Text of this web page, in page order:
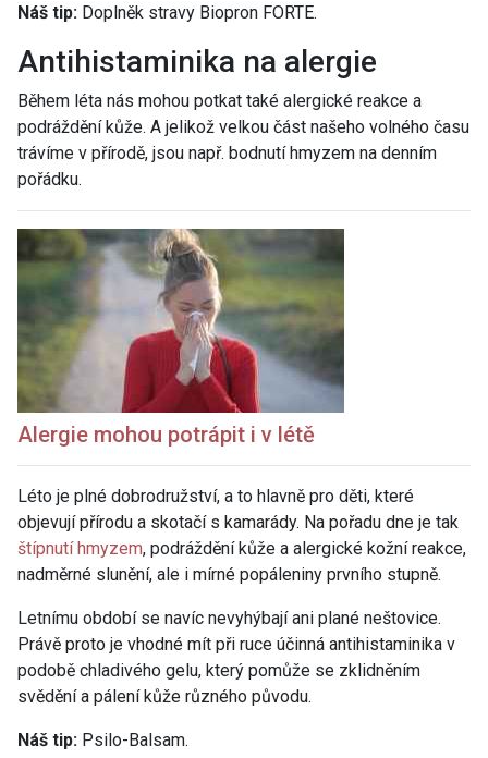
Náš tip: Doplněk stravy Biopron FORTE.
Antihistaminika na alergie
Během léta nás mohou potkat také alergické reakce a
podráždění kůže. A jelikož velkou část našeho volného času
trávíme v přírodě, jsou např. bodnutí hmyzem na denním
pořádku.
Alergie mohou potrápit i v létě
Léto je plné dobrodružství, a to hlavně pro děti, které
objevují přírodu a skotačí s kamarády. Na pořadu dne je tak
štípnutí hmyzem, podráždění kůže a alergické kožní reakce,
nadměrné slunění, ale i mírné popáleniny prvního stupně.
Letnímu období se navíc nevyhýbají ani plané neštovice.
Právě proto je vhodné mít při ruce účinná antihistaminika v
podobě chladivého gelu, který pomůže se zklidněním
svědění a pálení kůže různého původu.
Náš tip: Psilo-Balsam.